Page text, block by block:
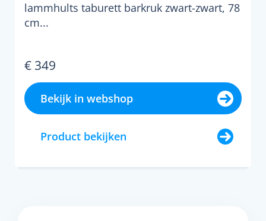
lammhults taburett barkruk zwart-zwart, 78
cm...
€ 349
Bekijk in webshop
Product bekijken